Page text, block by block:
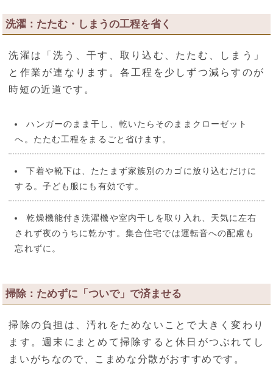
洗濯：たたむ・しまうの工程を省く
洗濯は「洗う、干す、取り込む、たたむ、しまう」
と作業が連なります。各工程を少しずつ減らすのが
時短の近道です。
ハンガーのまま干し、乾いたらそのままクローゼット
へ。たたむ工程をまるごと省けます。
下着や靴下は、たたまず家族別のカゴに放り込むだけに
する。子ども服にも有効です。
乾燥機能付き洗濯機や室内干しを取り入れ、天気に左右
されず夜のうちに乾かす。集合住宅では運転音への配慮も
忘れずに。
掃除：ためずに「ついで」で済ませる
掃除の負担は、汚れをためないことで大きく変わり
ます。週末にまとめて掃除すると休日がつぶれてし
まいがちなので、こまめな分散がおすすめです。